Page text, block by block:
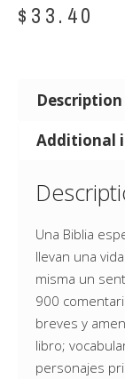
$ 33.40
Description
Additional
Una Biblia
llevan una
misma un
900
breves y
libro;
personajes